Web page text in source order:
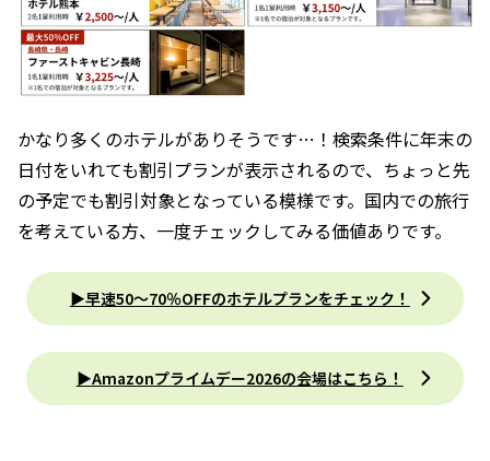
かなり多くのホテルがありそうです…！検索条件に年末の
日付をいれても割引プランが表示されるので、ちょっと先
の予定でも割引対象となっている模様です。国内での旅行
を考えている方、一度チェックしてみる価値ありです。
▶︎早速50〜70％OFFのホテルプランをチェック！
▶︎Amazonプライムデー2026の会場はこちら！